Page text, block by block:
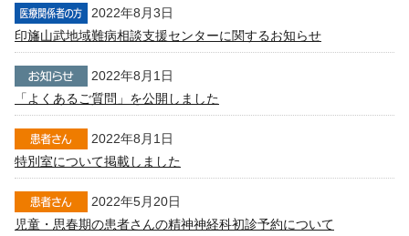
2022年8月3日
印旛山武地域難病相談支援センターに関するお知らせ
2022年8月1日
「よくあるご質問」を公開しました
2022年8月1日
特別室について掲載しました
2022年5月20日
児童・思春期の患者さんの精神神経科初診予約について